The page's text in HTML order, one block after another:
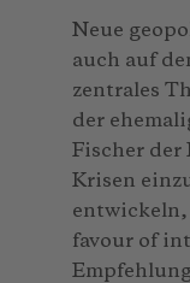
Neue
auch auf
zentrales
der
Fischer der
Krisen
favour of